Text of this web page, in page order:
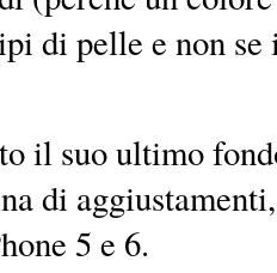
di pelle e non
il suo ultimo
di
5 e 6.